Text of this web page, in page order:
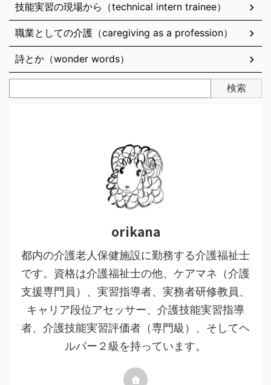
技能実習の現場から（technical intern trainee）
職業としての介護（caregiving as a profession）
詩とか（wonder words）
検索
orikana
都内の介護老人保健施設に勤務する介護福祉士
です。資格は介護福祉士の他、ケアマネ（介護
支援専門員）、実習指導者、実務者研修教員、
キャリア段位アセッサー、介護技能実習指導
者、介護技能実習評価者（専門級）、そしてヘ
ルパー２級を持っています。